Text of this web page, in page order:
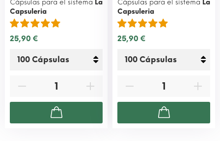
Cápsulas para el sistema La
Capsuleria
25,90 €
Cápsulas para el sistema La
Capsuleria
25,90 €